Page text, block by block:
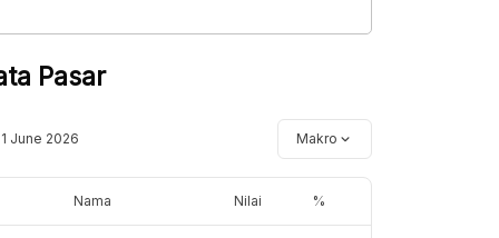
Pasar
June 2026 Makro
Nama Nilai %